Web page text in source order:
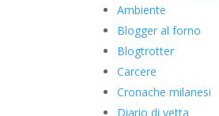
Ambiente
Blogger al forno
Blogtrotter
Carcere
Cronache milanesi
Diario di vetta